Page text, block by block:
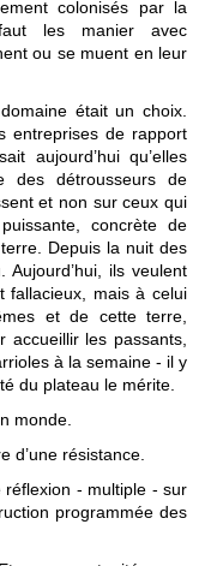
colonisés par la
les manier avec
ou se muent en leur
était un choix.
entreprises de rapport
aujourd’hui qu’elles
des détrousseurs de
et non sur ceux qui
concrète de
Depuis la nuit des
ils veulent
fallacieux, mais à celui
et de cette terre,
accueillir les passants,
à la semaine - il y
du plateau le mérite.
monde.
d’une résistance.
réflexion - multiple - sur
programmée des